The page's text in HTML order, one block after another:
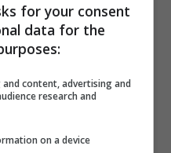
for your consent
data for the
content, advertising and
research and
on a device